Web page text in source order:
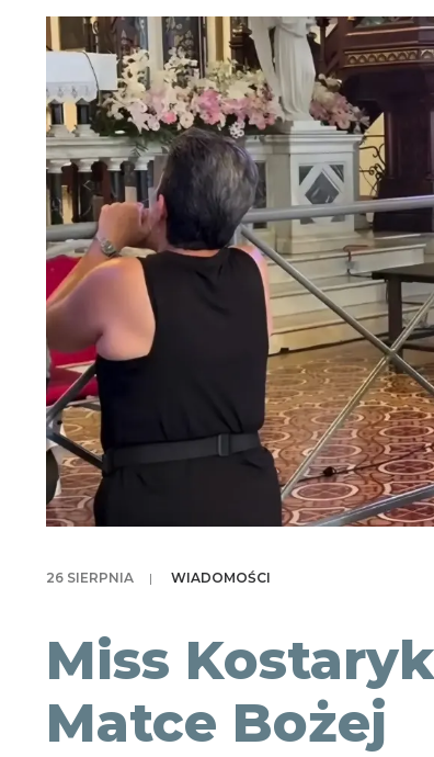
26 SIERPNIA | WIADOMOŚCI
Miss
Matce Bożej